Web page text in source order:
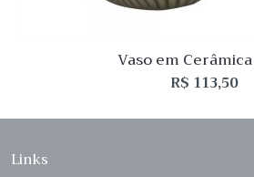
Vaso em
R$ 113,50
Links